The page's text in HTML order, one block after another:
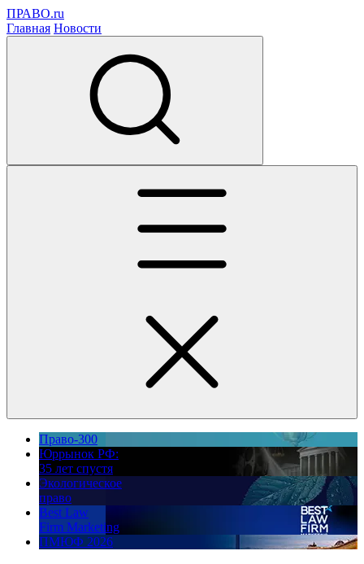
ПРАВО.ru
Главная Новости
Право-300
Юррынок РФ:
35 лет спустя
Экологическое
право
Best Law
Firm Marketing
ПМЮФ 2026